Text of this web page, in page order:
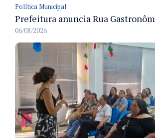
Política Municipal
06/08/2026